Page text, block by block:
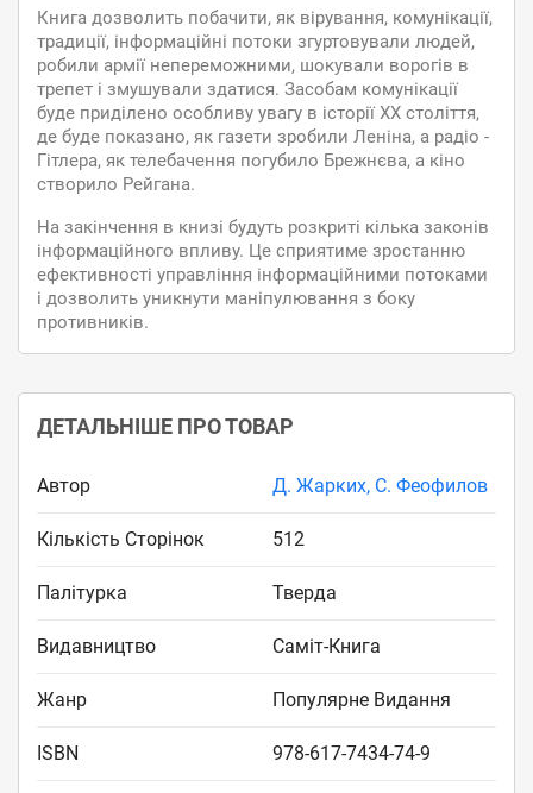
Книга дозволить побачити, як вірування, комунікації,
традиції, інформаційні потоки згуртовували людей,
робили армії непереможними, шокували ворогів в
трепет і змушували здатися. Засобам комунікації
буде приділено особливу увагу в історії ХХ століття,
де буде показано, як газети зробили Леніна, а радіо -
Гітлера, як телебачення погубило Брежнєва, а кіно
створило Рейгана.
На закінчення в книзі будуть розкриті кілька законів
інформаційного впливу. Це сприятиме зростанню
ефективності управління інформаційними потоками
і дозволить уникнути маніпулювання з боку
противників.
ДЕТАЛЬНІШЕ ПРО ТОВАР
Автор Д. Жарких, С. Феофилов
Кількість Сторінок 512
Палітурка Тверда
Видавництво Саміт-Книга
Жанр Популярне Видання
ISBN 978-617-7434-74-9